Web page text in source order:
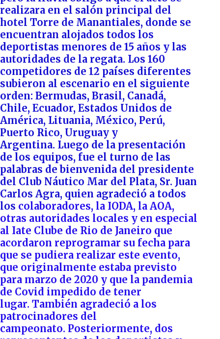
realizara en el salón principal del
hotel Torre de Manantiales, donde se
encuentran alojados todos los
deportistas menores de 15 años y las
autoridades de la regata. Los 160
competidores de 12 países diferentes
subieron al escenario en el siguiente
orden: Bermudas, Brasil, Canadá,
Chile, Ecuador, Estados Unidos de
América, Lituania, México, Perú,
Puerto Rico, Uruguay y
Argentina. Luego de la presentación
de los equipos, fue el turno de las
palabras de bienvenida del presidente
del Club Náutico Mar del Plata, Sr. Juan
Carlos Agra, quien agradeció a todos
los colaboradores, la IODA, la AOA,
otras autoridades locales y en especial
al Iate Clube de Rio de Janeiro que
acordaron reprogramar su fecha para
que se pudiera realizar este evento,
que originalmente estaba previsto
para marzo de 2020 y que la pandemia
de Covid impedido de tener
lugar. También agradeció a los
patrocinadores del
campeonato. Posteriormente, dos